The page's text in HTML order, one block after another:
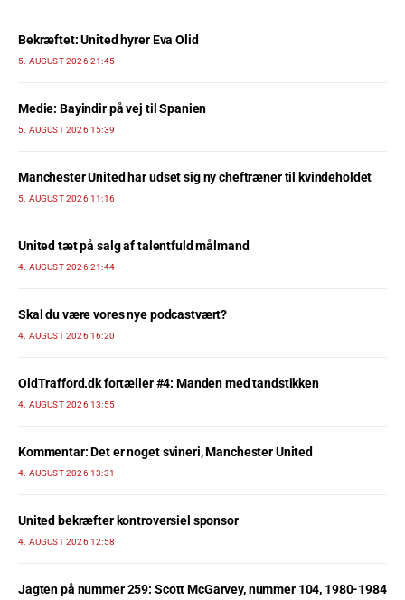
Bekræftet: United hyrer Eva Olid
5. AUGUST 2026 21:45
Medie: Bayindir på vej til Spanien
5. AUGUST 2026 15:39
Manchester United har udset sig ny cheftræner til kvindeholdet
5. AUGUST 2026 11:16
United tæt på salg af talentfuld målmand
4. AUGUST 2026 21:44
Skal du være vores nye podcastvært?
4. AUGUST 2026 16:20
OldTrafford.dk fortæller #4: Manden med tandstikken
4. AUGUST 2026 13:55
Kommentar: Det er noget svineri, Manchester United
4. AUGUST 2026 13:31
United bekræfter kontroversiel sponsor
4. AUGUST 2026 12:58
Jagten på nummer 259: Scott McGarvey, nummer 104, 1980-1984